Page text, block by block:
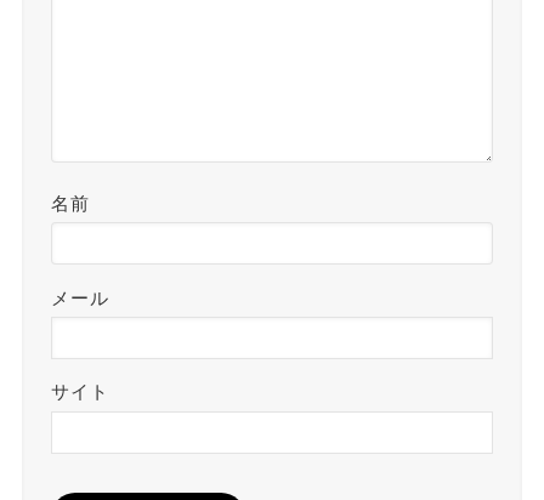
名前
メール
サイト